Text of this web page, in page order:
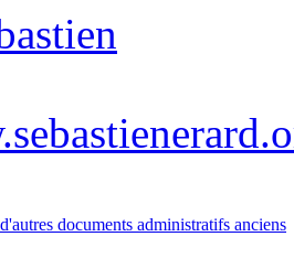
documents administratifs anciens